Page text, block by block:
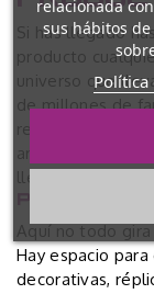
Si has llegado
producto
universo que
de millones de
regalo, colección
artículos
llevar un poco de
PARA FANS
Aquí no todo
Hay espacio
decorativas,
relacionada
sus hábitos
Política